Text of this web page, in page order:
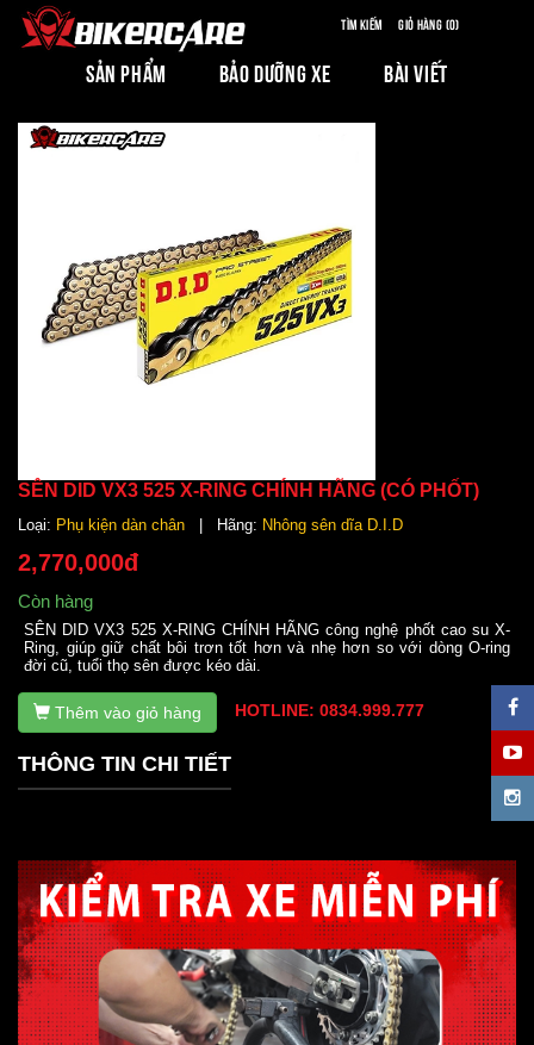
Tìm kiếm Giỏ hàng (0)
SẢN PHẨM BẢO DƯỠNG XE BÀI VIẾT
SÊN DID VX3 525 X-RING CHÍNH HÃNG (CÓ PHỐT)
Loại: Phụ kiện dàn chân | Hãng: Nhông sên dĩa D.I.D
2,770,000đ
Còn hàng
SÊN DID VX3 525 X-RING CHÍNH HÃNG công nghệ phốt cao su X-
Ring, giúp giữ chất bôi trơn tốt hơn và nhẹ hơn so với dòng O-ring
đời cũ, tuổi thọ sên được kéo dài.
Thêm vào giỏ hàng HOTLINE: 0834.999.777
THÔNG TIN CHI TIẾT